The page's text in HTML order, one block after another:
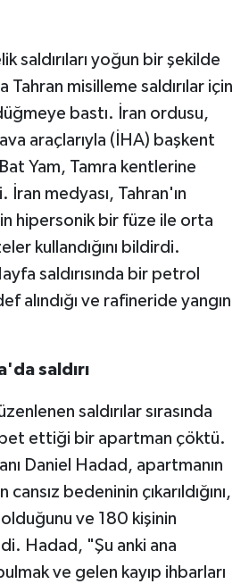
saldırıları yoğun bir şekilde
misilleme saldırılar için
bastı. İran ordusu,
araçlarıyla (İHA) başkent
Yam, Tamra kentlerine
İran medyası, Tahran'ın
hipersonik bir füze ile orta
kullandığını bildirdi.
saldırısında bir petrol
alındığı ve rafineride yangın
saldırı
saldırılar sırasında
ettiği bir apartman çöktü.
Daniel Hadad, apartmanın
bedeninin çıkarıldığını,
olduğunu ve 180 kişinin
Hadad, "Şu anki ana
ve gelen kayıp ihbarları